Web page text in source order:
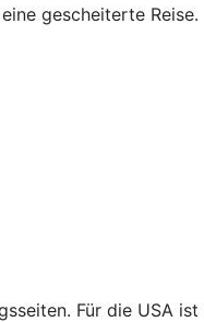
gescheiterte Reise.
Für die USA